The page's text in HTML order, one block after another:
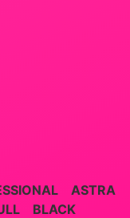
ASTRA
BLACK